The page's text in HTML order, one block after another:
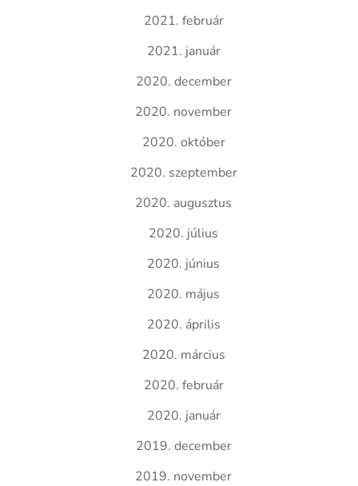
2021. február
2021. január
2020. december
2020. november
2020. október
2020. szeptember
2020. augusztus
2020. július
2020. június
2020. május
2020. április
2020. március
2020. február
2020. január
2019. december
2019. november